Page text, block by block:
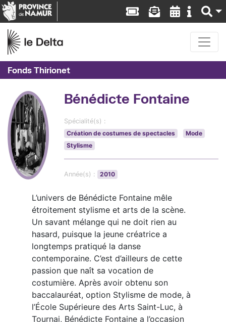
Fonds Thirionet
Bénédicte Fontaine
Spécialité(s) :
Création de costumes de spectacles
Mode
Stylisme
Année(s) : 2010
L’univers de Bénédicte Fontaine mêle
étroitement stylisme et arts de la scène.
Un savant mélange qui ne doit rien au
hasard, puisque la jeune créatrice a
longtemps pratiqué la danse
contemporaine. C’est d’ailleurs de cette
passion que naît sa vocation de
costumière. Après avoir obtenu son
baccalauréat, option Stylisme de mode, à
l’École Supérieure des Arts Saint-Luc, à
Tournai, Bénédicte Fontaine a l’occasion